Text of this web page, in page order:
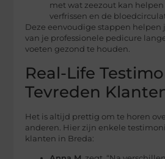
met wat zeezout kan
verfrissen en de
Deze eenvoudige stappen helpen
van je professionele pedicure
voeten gezond te houden.
Real-Life
Tevreden
Het is altijd prettig om te horen
anderen. Hier zijn enkele
klanten in Breda: